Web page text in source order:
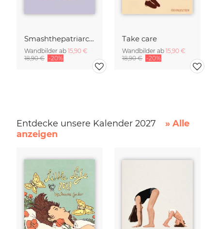
Smashthepatriarchy
Wandbilder ab 15,90 €
18,90 € -20%
Take care
Wandbilder ab 15,90 €
18,90 € -20%
Entdecke unsere Kalender 2027
» Alle
anzeigen